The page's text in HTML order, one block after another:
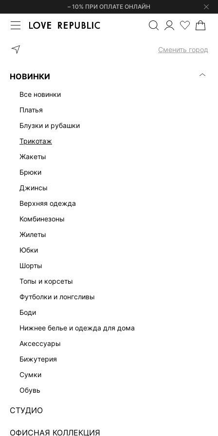
– 10% ПРИ ОПЛАТЕ ОНЛАЙН
Сменить город
НОВИНКИ
все новинки
платья
блузки и рубашки
трикотаж
жакеты
брюки
джинсы
верхняя одежда
комбинезоны
жилеты
юбки
шорты
топы и корсеты
футболки и лонгсливы
боди
нижнее белье и одежда для дома
аксессуары
бижутерия
сумки
обувь
СТУДИО
ОФИСНАЯ КОЛЛЕКЦИЯ
ГЛАВНАЯ ТРИКОТАЖНОЕ ПЛАТЬЕ МИДИ
ШВАМИ 5151311512-27